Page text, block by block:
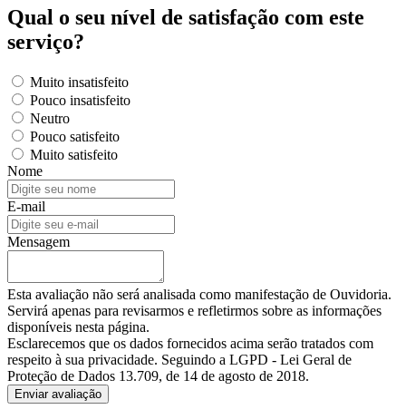
Qual o seu nível de satisfação com este
serviço?
Muito insatisfeito
Pouco insatisfeito
Neutro
Pouco satisfeito
Muito satisfeito
Nome
E-mail
Mensagem
Esta avaliação não será analisada como manifestação de Ouvidoria.
Servirá apenas para revisarmos e refletirmos sobre as informações
disponíveis nesta página.
Esclarecemos que os dados fornecidos acima serão tratados com
respeito à sua privacidade. Seguindo a LGPD - Lei Geral de
Proteção de Dados 13.709, de 14 de agosto de 2018.
Enviar avaliação